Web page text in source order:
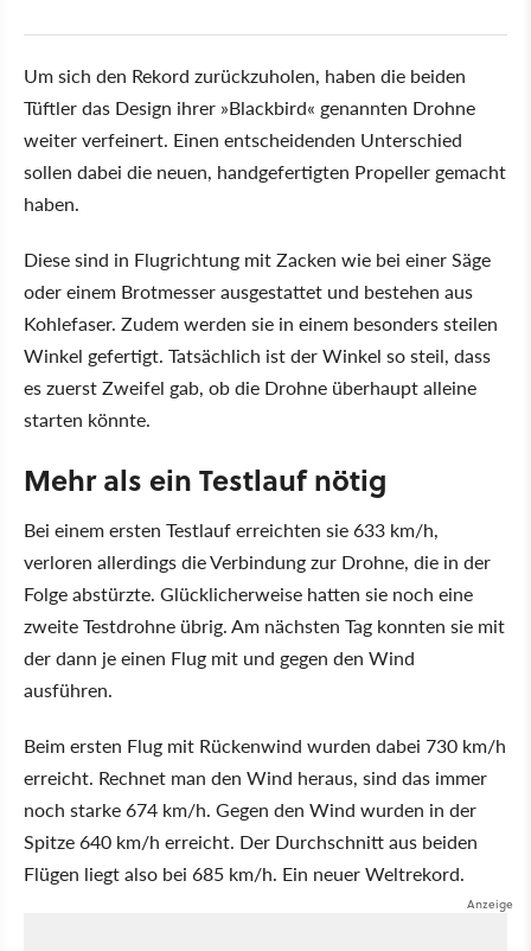
Um sich den Rekord zurückzuholen, haben die beiden
Tüftler das Design ihrer »Blackbird« genannten Drohne
weiter verfeinert. Einen entscheidenden Unterschied
sollen dabei die neuen, handgefertigten Propeller gemacht
haben.
Diese sind in Flugrichtung mit Zacken wie bei einer Säge
oder einem Brotmesser ausgestattet und bestehen aus
Kohlefaser. Zudem werden sie in einem besonders steilen
Winkel gefertigt. Tatsächlich ist der Winkel so steil, dass
es zuerst Zweifel gab, ob die Drohne überhaupt alleine
starten könnte.
Mehr als ein Testlauf nötig
Bei einem ersten Testlauf erreichten sie 633 km/h,
verloren allerdings die Verbindung zur Drohne, die in der
Folge abstürzte. Glücklicherweise hatten sie noch eine
zweite Testdrohne übrig. Am nächsten Tag konnten sie mit
der dann je einen Flug mit und gegen den Wind
ausführen.
Beim ersten Flug mit Rückenwind wurden dabei 730 km/h
erreicht. Rechnet man den Wind heraus, sind das immer
noch starke 674 km/h. Gegen den Wind wurden in der
Spitze 640 km/h erreicht. Der Durchschnitt aus beiden
Flügen liegt also bei 685 km/h. Ein neuer Weltrekord.